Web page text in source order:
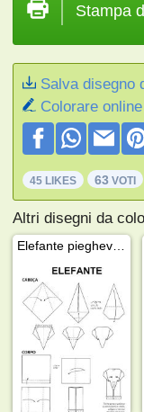
Stampa
Salva disegno
Colorare online
45 LIKES 63 VOTI
Altri disegni da